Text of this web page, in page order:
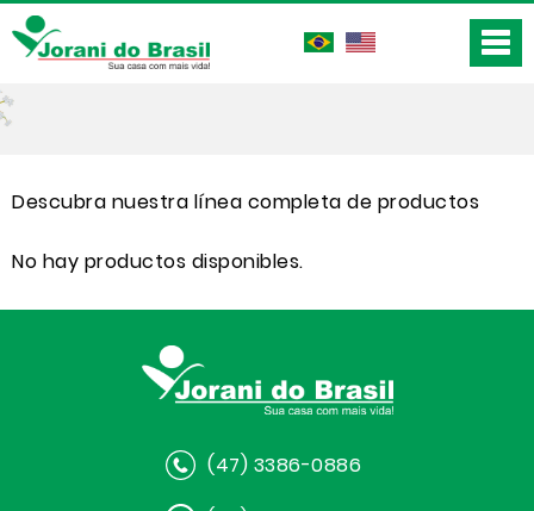
Descubra nuestra línea completa de productos
No hay productos disponibles.
(47) 3386-0886